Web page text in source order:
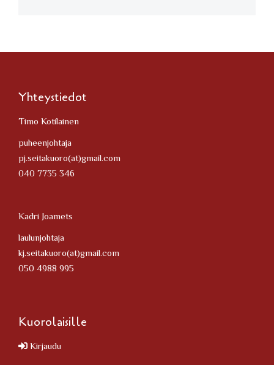
Yhteystiedot
Timo Kotilainen
puheenjohtaja
pj.seitakuoro(at)gmail.com
040 7735 346
Kadri Joamets
laulunjohtaja
kj.seitakuoro(at)gmail.com
050 4988 995
Kuorolaisille
Kirjaudu